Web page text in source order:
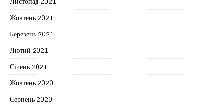
Жовтень 2021
Березень 2021
Лютий 2021
Січень 2021
Жовтень 2020
Серпень 2020